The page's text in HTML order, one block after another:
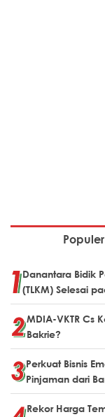
Populer
Danantara Bidik
(TLKM) Selesai
MDIA-VKTR Cs
Bakrie?
Perkuat Bisnis
Pinjaman dari
Rekor Harga